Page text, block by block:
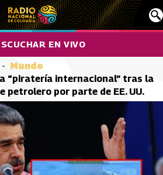
EN VIVO
Mundo
“piratería internacional” tras la
petrolero por parte de EE. UU.